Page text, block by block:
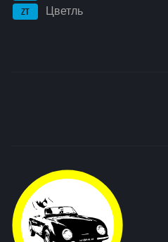
ZT Цветль